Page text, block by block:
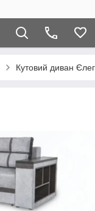
Кутовий диван